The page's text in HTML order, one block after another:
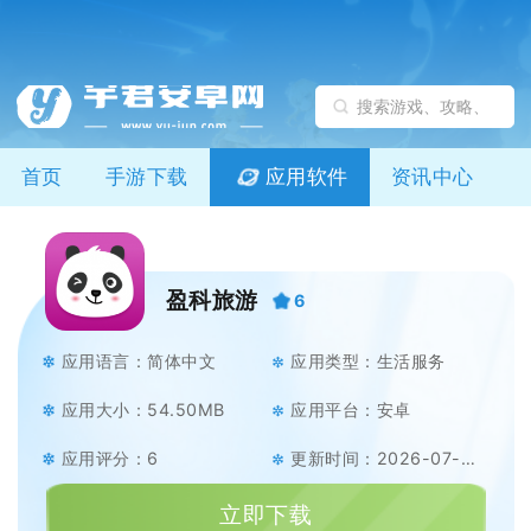
首页 手游下载 应用软件 资讯中心
盈科旅游 6
应用语言：简体中文 应用类型：生活服务
应用大小：54.50MB 应用平台：安卓
应用评分：6 更新时间：2026-07-07
立即下载